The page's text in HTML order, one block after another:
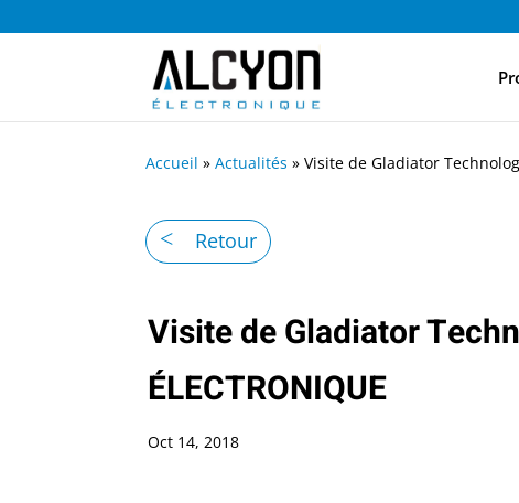
Accueil » Actualités » Visite de Gladiator
Retour
Visite de Gladiator
ÉLECTRONIQUE
Oct 14, 2018